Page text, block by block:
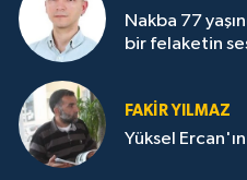
Nakba 77
bir felaketin
FAKİR YILMAZ
Yüksel